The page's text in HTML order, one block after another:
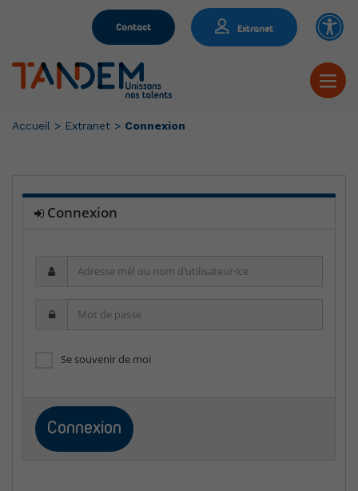
Contact Extranet
Accueil > Extranet > Connexion
Connexion
mél
nom
d’utilisateur·ice
Se souvenir de moi